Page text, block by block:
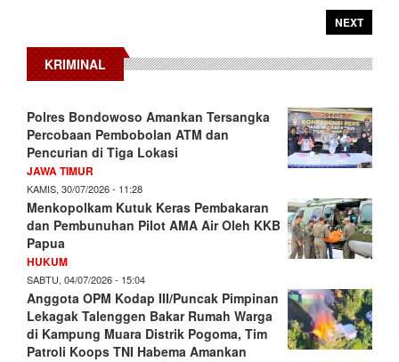
NEXT
KRIMINAL
Polres Bondowoso Amankan Tersangka
Percobaan Pembobolan ATM dan
Pencurian di Tiga Lokasi
JAWA TIMUR
KAMIS, 30/07/2026 - 11:28
Menkopolkam Kutuk Keras Pembakaran
dan Pembunuhan Pilot AMA Air Oleh KKB
Papua
HUKUM
SABTU, 04/07/2026 - 15:04
Anggota OPM Kodap III/Puncak Pimpinan
Lekagak Talenggen Bakar Rumah Warga
di Kampung Muara Distrik Pogoma, Tim
Patroli Koops TNI Habema Amankan